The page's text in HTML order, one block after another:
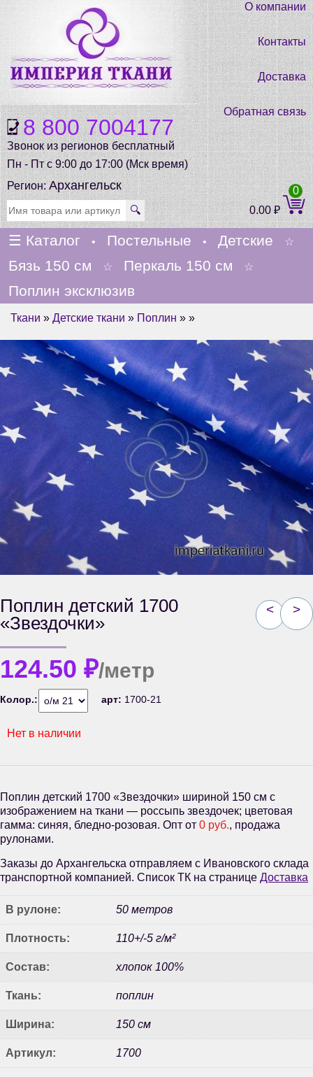
8 800 7004177
Звонок из регионов бесплатный
Пн - Пт с 9:00 до 17:00 (Мск время)
О компании
Контакты
Доставка
Обратная связь
Регион:Архангельск
🔍 0.00₽
0
☰ Каталог • Постельные • Детские ☆
Бязь 150 см ☆ Перкаль 150 см ☆
Поплин эксклюзив
Ткани » Детские ткани » Поплин » »
< >
Поплин детский 1700
«Звездочки»
124.50 ₽/метр
Колор.: арт: 1700-21
Нет в наличии
Поплин детский 1700 «Звездочки» шириной 150 см с
изображением на ткани — россыпь звездочек; цветовая
гамма: синяя, бледно-розовая. Опт от 0 руб., продажа
рулонами.
Заказы до Архангельска отправляем с Ивановского склада
транспортной компанией. Список ТК на странице Доставка
В рулоне: 50 метров
Плотность: 110+/-5 г/м²
Состав: хлопок 100%
Ткань: поплин
Ширина: 150 см
Артикул: 1700